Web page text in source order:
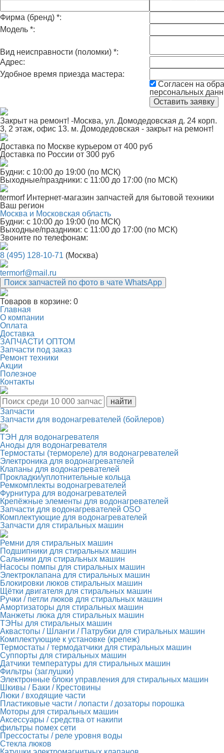
Фирма (бренд) *:
Модель *:
Вид неисправности (поломки) *:
Адрес:
Удобное время приезда мастера:
Согласен на
персональных
Закрыт на ремонт! -Москва, ул. Домодедовская д. 24 корп.
3, 2 этаж, офис 13. м. Домодедовская - закрыт на ремонт!
Доставка по Москве курьером от 400 руб
Доставка по России от 300 руб
Будни: с 10:00 до 19:00 (по МСК)
Выходные/праздники: с 11:00 до 17:00 (по МСК)
termorf Интернет-магазин запчастей для бытовой техники
Ваш регион
Москва и Московская область
Будни: с 10:00 до 19:00 (по МСК)
Выходные/праздники: с 11:00 до 17:00 (по МСК)
Звоните по телефонам:
8 (495) 128-10-71 (Москва)
termorf@mail.ru
Поиск запчастей по фото в чате WhatsApp
Товаров в корзине: 0
Главная
О компании
Оплата
Доставка
ЗАПЧАСТИ ОПТОМ
Запчасти под заказ
Ремонт техники
Акции
Полезное
Контакты
Запчасти
Запчасти для водонагревателей (бойлеров)
ТЭН для водонагревателя
Аноды для водонагревателя
Термостаты (термореле) для водонагревателей
Электроника для водонагревателей
Клапаны для водонагревателей
Прокладки/уплотнительные кольца
Ремкомплекты водонагревателей
Фурнитура для водонагревателей
Крепёжные элементы для водонагревателей
Запчасти для водонагревателей OSO
Комплектующие для водонагревателей
Запчасти для стиральных машин
Ремни для стиральных машин
Подшипники для стиральных машин
Сальники для стиральных машин
Насосы помпы для стиральных машин
Электроклапана для стиральных машин
Блокировки люков стиральных машин
Щётки двигателя для стиральных машин
Ручки / петли люков для стиральных машин
Амортизаторы для стиральных машин
Манжеты люка для стиральных машин
ТЭНы для стиральных машин
Аквастопы / Шланги / Патрубки для стиральных машин
Комплектующие к установке (крепеж)
Термостаты / термодатчики для стиральных машин
Суппорты для стиральных машин
Датчики температуры для стиральных машин
Фильтры (заглушки)
Электронные блоки управления для стиральных машин
Шкивы / Баки / Крестовины
Люки / входящие части
Пластиковые части / лопасти / дозаторы порошка
Моторы для стиральных машин
Аксессуары / средства от накипи
фильтры помех сети
Прессостаты / реле уровня воды
Стекла люков